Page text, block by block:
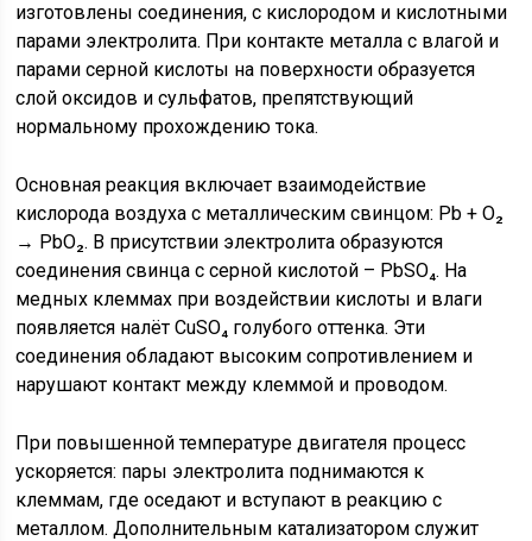
изготовлены соединения, с кислородом и кислотными
парами электролита. При контакте металла с влагой и
парами серной кислоты на поверхности образуется
слой оксидов и сульфатов, препятствующий
нормальному прохождению тока.
Основная реакция включает взаимодействие
кислорода воздуха с металлическим свинцом: Pb + O₂
→ PbO₂. В присутствии электролита образуются
соединения свинца с серной кислотой – PbSO₄. На
медных клеммах при воздействии кислоты и влаги
появляется налёт CuSO₄ голубого оттенка. Эти
соединения обладают высоким сопротивлением и
нарушают контакт между клеммой и проводом.
При повышенной температуре двигателя процесс
ускоряется: пары электролита поднимаются к
клеммам, где оседают и вступают в реакцию с
металлом. Дополнительным катализатором служит